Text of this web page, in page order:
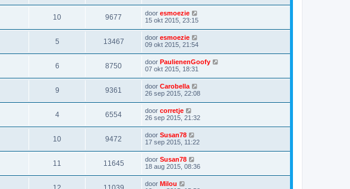
10 9677 door esmoezie
15 okt 2015, 23:15
5 13467 door esmoezie
09 okt 2015, 21:54
6 8750 door PaulienenGoofy
07 okt 2015, 18:31
9 9361 door Carobella
26 sep 2015, 22:08
4 6554 door corretje
26 sep 2015, 21:32
10 9472 door Susan78
17 sep 2015, 11:22
11 11645 door Susan78
18 aug 2015, 08:36
door Milou